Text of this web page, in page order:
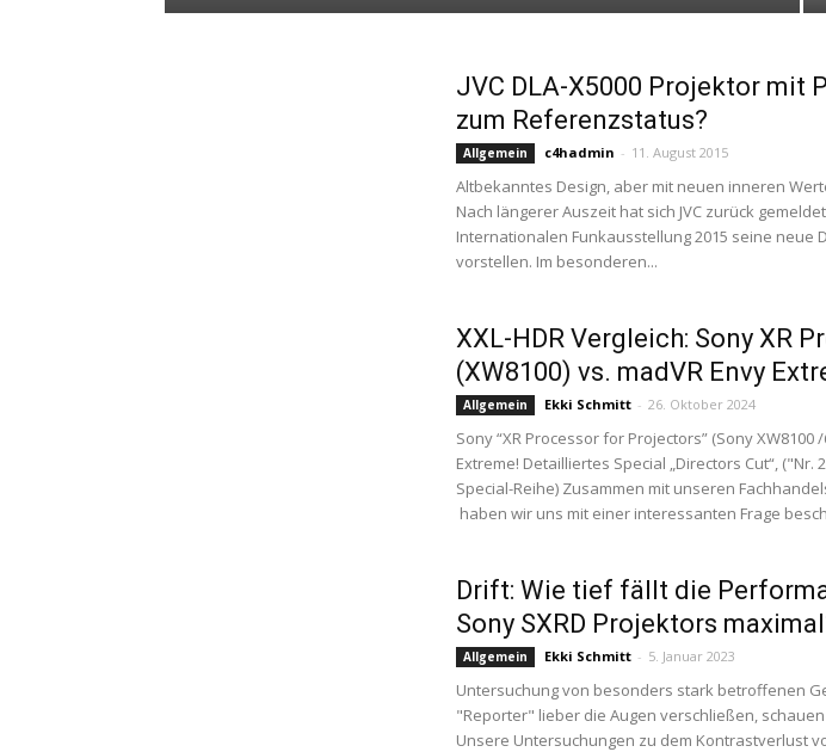
JVC DLA-X5000 Projektor mit
zum Referenzstatus?
Allgemein c4hadmin - 11. August 2015
Altbekanntes Design, aber mit neuen inneren
Nach längerer Auszeit hat sich JVC zurück
Internationalen Funkausstellung 2015 seine neue
vorstellen. Im besonderen...
XXL-HDR Vergleich: Sony XR
(XW8100) vs. madVR Envy
Allgemein Ekki Schmitt - 26. Oktober 2024
Sony “XR Processor for Projectors” (Sony XW8100
Extreme! Detailliertes Special „Directors Cut“, ("Nr.
Special-Reihe) Zusammen mit unseren
haben wir uns mit einer interessanten Frage
Drift: Wie tief fällt die
Sony SXRD Projektors
Allgemein Ekki Schmitt - 5. Januar 2023
Untersuchung von besonders stark betroffenen
"Reporter" lieber die Augen verschließen,
Unsere Untersuchungen zu dem Kontrastverlust